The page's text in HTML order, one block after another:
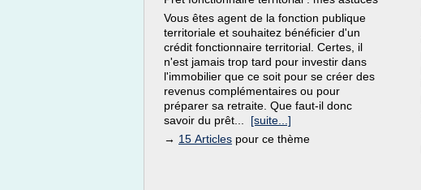
Vous êtes agent de la fonction publique
territoriale et souhaitez bénéficier d'un
crédit fonctionnaire territorial. Certes, il
n'est jamais trop tard pour investir dans
l'immobilier que ce soit pour se créer des
revenus complémentaires ou pour
préparer sa retraite. Que faut-il donc
savoir du prêt... [suite...]
→ 15 Articles pour ce thème